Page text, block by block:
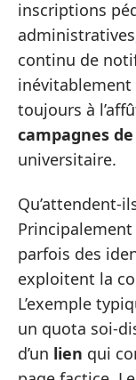
inscriptions
continu de
inévitablement
toujours à
campagnes
universitaire.
Qu’attendent-
Principalement
parfois des
exploitent la
L’exemple
un quota soi-
d’un lien qui